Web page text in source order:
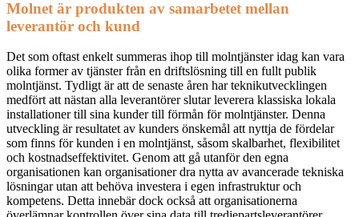
Molnet är produkten av samarbetet mellan
leverantör och kund
Det som oftast enkelt summeras ihop till molntjänster idag kan vara
olika former av tjänster från en driftslösning till en fullt publik
molntjänst. Tydligt är att de senaste åren har teknikutvecklingen
medfört att nästan alla leverantörer slutar leverera klassiska lokala
installationer till sina kunder till förmån för molntjänster. Denna
utveckling ärresultatet av kunders önskemål att nyttja de fördelar
som finns för kunden i en molntjänst, såsom skalbarhet, flexibilitet
och kostnadseffektivitet. Genom att gå utanför den egna
organisationen kan organisationer dra nytta av avancerade tekniska
lösningar utan att behöva investera i egen infrastrukturoch
kompetens. Detta innebär dock också att organisationerna